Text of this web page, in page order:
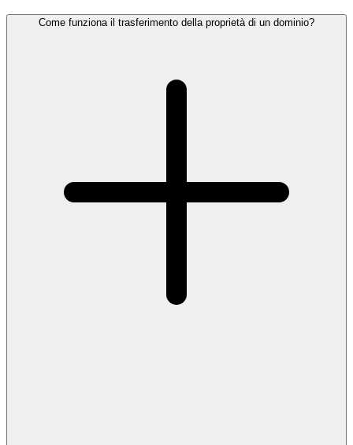
Come funziona il trasferimento della proprietà di un dominio?